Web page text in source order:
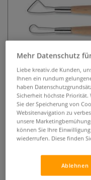
Mehr Datenschutz
Liebe kreativ.de Kunden,
Ihnen ein rundum
haben
Sicherheit höchste Priorität.
Sie der Speicherung von
Websitenavigation zu
unsere
können Sie Ihre
wiederrufen. Diese finden
Ablehnen